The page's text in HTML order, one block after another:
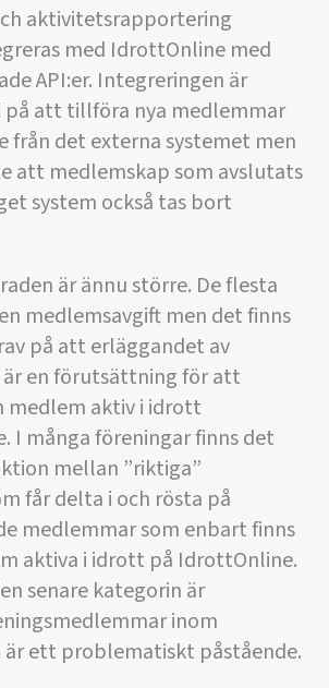
aktivitetsrapportering
med IdrottOnline med
API:er. Integreringen är
på att tillföra nya medlemmar
det externa systemet men
att medlemskap som avslutats
system också tas bort
är ännu större. De flesta
medlemsavgift men det finns
på att erläggandet av
en förutsättning för att
medlem aktiv i idrott
I många föreningar finns det
mellan ”riktiga”
får delta i och rösta på
medlemmar som enbart finns
aktiva i idrott på IdrottOnline.
senare kategorin är
inom
ett problematiskt påstående.